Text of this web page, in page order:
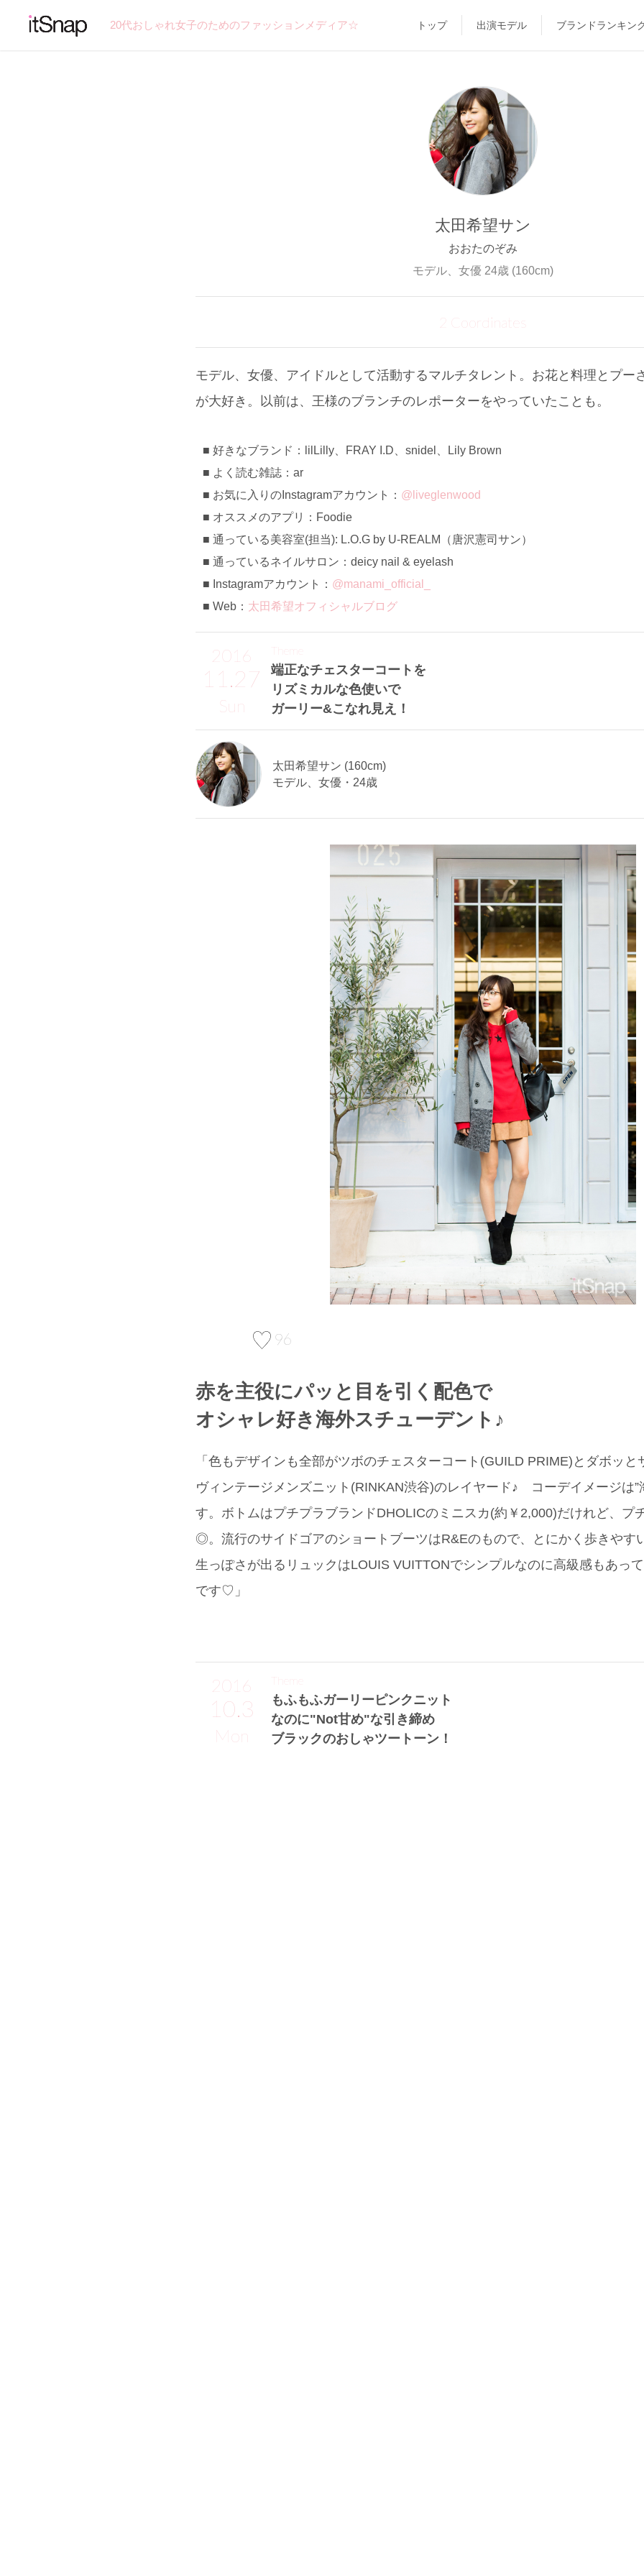
20代おしゃれ女子のためのファッションメディア☆ トップ 出演モデル ブランドランキン
太田希望サン
おおたのぞみ
モデル、女優 24歳 (160cm)
2 Coordinates
モデル、女優、アイドルとして活動するマルチタレント。お花と料理とプー
が大好き。以前は、王様のブランチのレポーターをやっていたことも。
好きなブランド：lilLilly、FRAY I.D、snidel、Lily Brown
よく読む雑誌：ar
お気に入りのInstagramアカウント： @liveglenwood
オススメのアプリ：Foodie
通っている美容室(担当): L.O.G by U-REALM（唐沢憲司サン）
通っているネイルサロン：deicy nail & eyelash
Instagramアカウント： @manami_official_
Web： 太田希望オフィシャルブログ
2016
11.27
Sun
端正なチェスターコートを
リズミカルな色使いで
ガーリー&こなれ見え！
Theme
太田希望サン (160cm)
モデル、女優・24歳
96
赤を主役にパッと目を引く配色で
オシャレ好き海外スチューデント♪
「色もデザインも全部がツボのチェスターコート(GUILD PRIME)とダボッ
ヴィンテージメンズニット(RINKAN渋谷)のレイヤード♪ コーデイメージは”
す。ボトムはプチプラブランドDHOLICのミニスカ(約￥2,000)だけれど、プ
◎。流行のサイドゴアのショートブーツはR&Eのもので、とにかく歩きや
生っぽさが出るリュックはLOUIS VUITTONでシンプルなのに高級感もあっ
です♡」
2016
10.3
Mon
もふもふガーリーピンクニット
なのに"Not甘め"な引き締め
ブラックのおしゃツートーン！
Theme